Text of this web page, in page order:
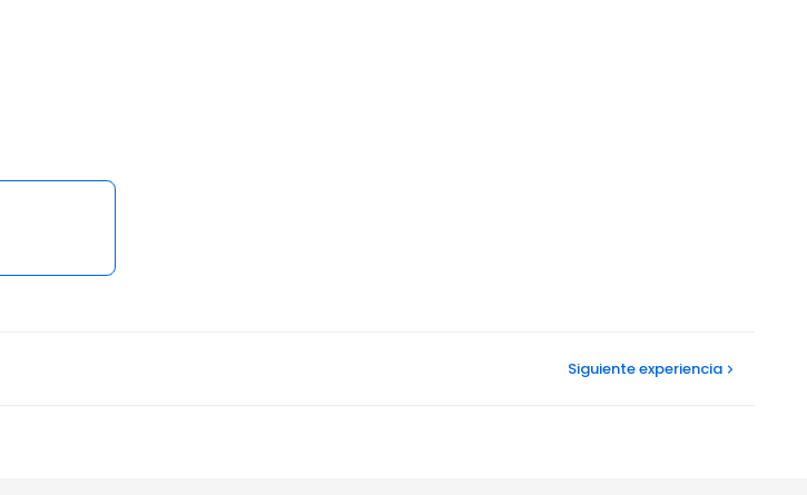
Siguienteexperiencia